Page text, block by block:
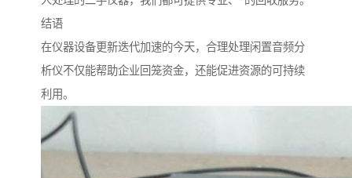
结语
在仪器设备更新迭代加速的今天，合理处理闲置音频分
析仪不仅能帮助企业回笼资金，还能促进资源的可持续
利用。